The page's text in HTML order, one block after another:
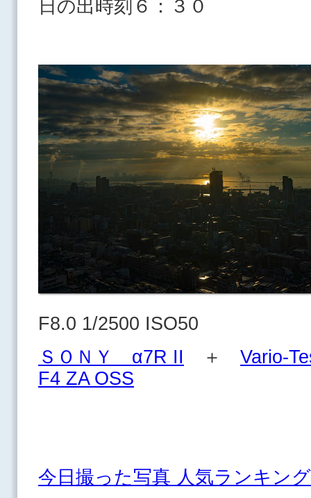
日の出時刻６：３０
F8.0 1/2500 ISO50
ＳＯＮＹ α7R II ＋
Vario-
F4 ZA OSS
今日撮った写真 人気ランキング